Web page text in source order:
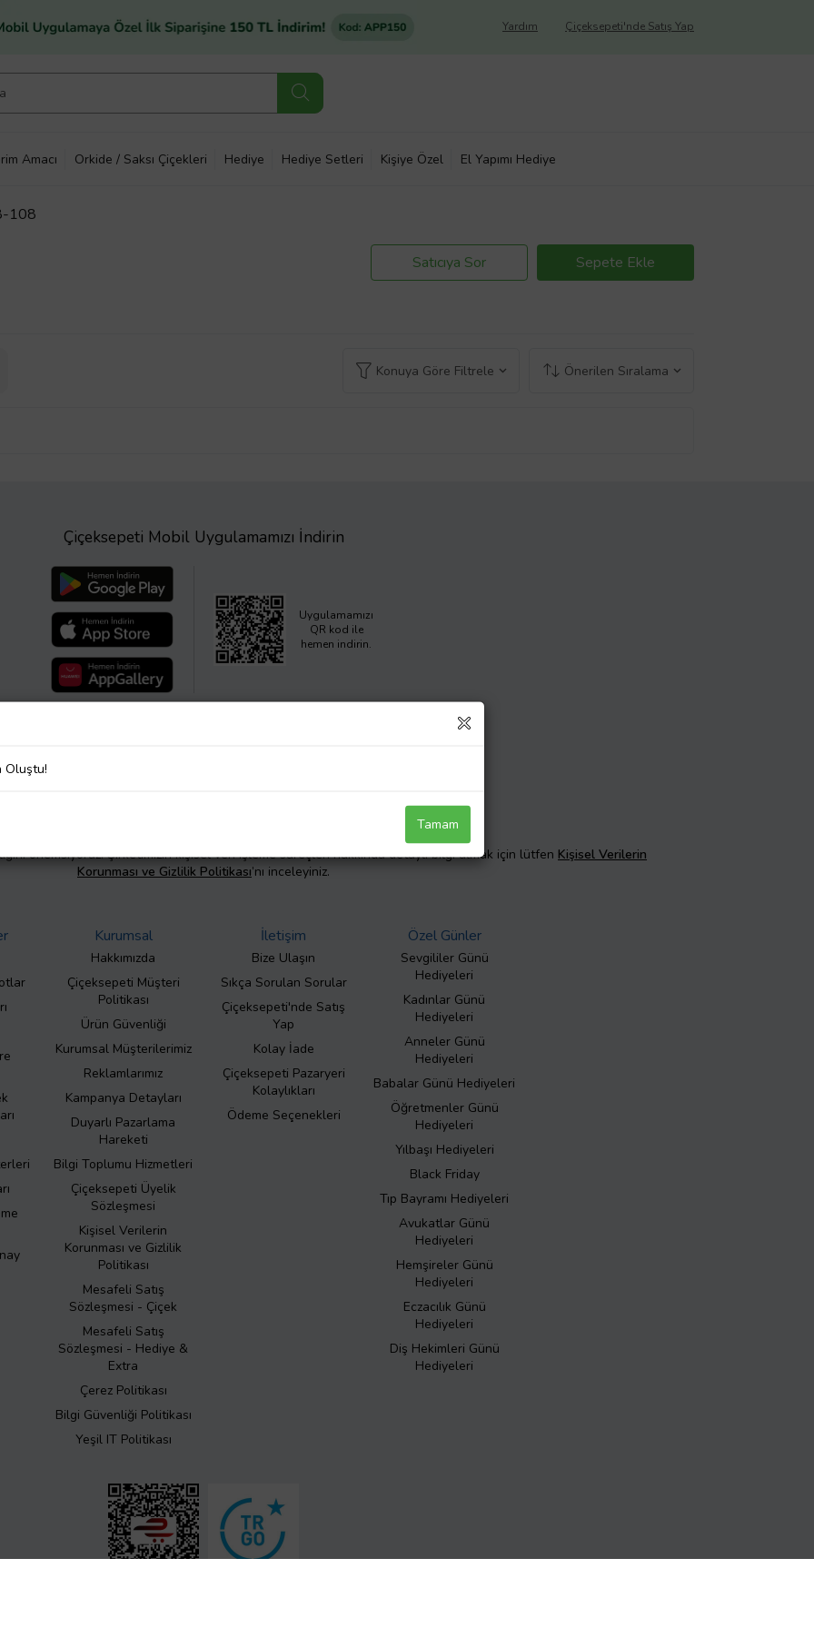
Çiçeksepeti'nde Satış Yap
Yardım
Amacı Orkide / Saksı Çiçekleri Hediye Hediye Setleri Kişiye Özel El Yapımı Hediye
108
Satıcıya Sor Sepete Ekle
Konuya Göre Filtrele Önerilen Sıralama
Çiçeksepeti Mobil Uygulamamızı İndirin
Uygulamamızı
QR kod ile
hemen indirin.
önemsiyoruz. Şirketimizin kişisel veri işleme süreçleri hakkında detaylı bilgi almak için lütfen Kişisel Verilerin
Korunması ve Gizlilik Politikası’nı inceleyiniz.
Kurumsal
Hakkımızda
Çiçeksepeti Müşteri
Politikası
Ürün Güvenliği
Kurumsal Müşterilerimiz
Reklamlarımız
Kampanya Detayları
Duyarlı Pazarlama
Hareketi
Bilgi Toplumu Hizmetleri
Çiçeksepeti Üyelik
Sözleşmesi
Kişisel Verilerin
Korunması ve Gizlilik
Politikası
Mesafeli Satış
Sözleşmesi - Çiçek
Mesafeli Satış
Sözleşmesi - Hediye &
Extra
Çerez Politikası
Bilgi Güvenliği Politikası
Yeşil IT Politikası
İletişim
Bize Ulaşın
Sıkça Sorulan Sorular
Çiçeksepeti'nde Satış
Yap
Kolay İade
Çiçeksepeti Pazaryeri
Kolaylıkları
Ödeme Seçenekleri
Özel Günler
Sevgililer Günü
Hediyeleri
Kadınlar Günü
Hediyeleri
Anneler Günü
Hediyeleri
Babalar Günü Hediyeleri
Öğretmenler Günü
Hediyeleri
Yılbaşı Hediyeleri
Black Friday
Tıp Bayramı Hediyeleri
Avukatlar Günü
Hediyeleri
Hemşireler Günü
Hediyeleri
Eczacılık Günü
Hediyeleri
Diş Hekimleri Günü
Hediyeleri
Oluştu!
Tamam